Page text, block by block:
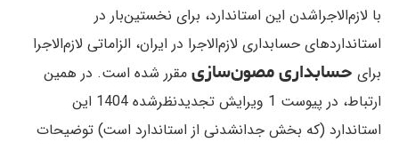
با لازم‌الاجراشدن این استاندارد، برای نخستین‌بار در
استانداردهای حسابداری لازم‌الاجرا در ایران، الزاماتی لازم‌الاجرا
برایحسابداری مصون‌سازیمقرر شده است. در همین
ارتباط، در پیوست 1 ویرایش تجدیدنظرشده 1404 این
استاندارد (که بخش جدانشدنی از استاندارد است) توضیحات